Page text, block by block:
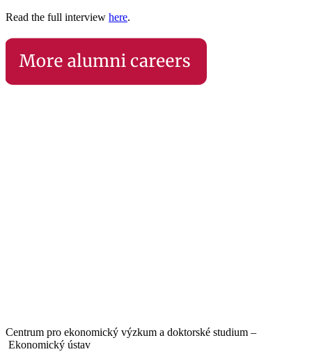
Read the full interview here.
Centrum pro ekonomický výzkum a doktorské studium –
Ekonomický ústav